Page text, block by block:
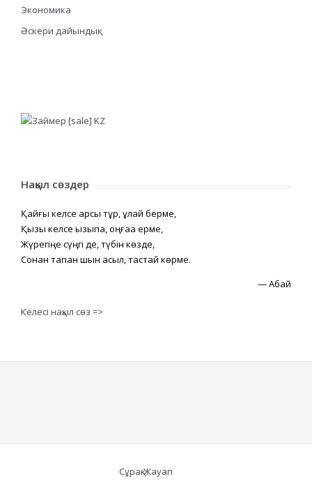
Экономика
Әскери дайындық
Нақыл сөздер
Қайғы келсе қарсы тұр, құлай берме,
Қызық келсе қызықпа, оңғаққа ерме,
Жүрегіңе сүңгі де, түбін көзде,
Сонан тапқан шын асыл, тастай көрме.
—Абай
Келесі нақыл сөз =>
Сұрақ-Жауап